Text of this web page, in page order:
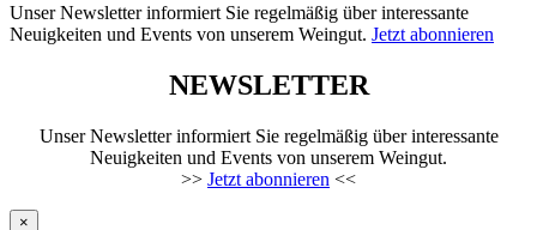
Unser Newsletter informiert Sie regelmäßig über interessante
Neuigkeiten und Events von unserem Weingut. Jetzt abonnieren
NEWSLETTER
Unser Newsletter informiert Sie regelmäßig über interessante
Neuigkeiten und Events von unserem Weingut.
>> Jetzt abonnieren <<
×